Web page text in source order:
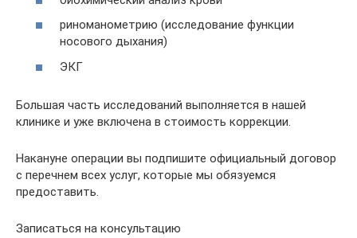
риноманометрию (исследование функции
носового дыхания)
ЭКГ
Большая часть исследований выполняется в нашей
клинике и уже включена в стоимость коррекции.
Накануне операции вы подпишите официальный договор
с перечнем всех услуг, которые мы обязуемся
предоставить.
Записаться на консультацию